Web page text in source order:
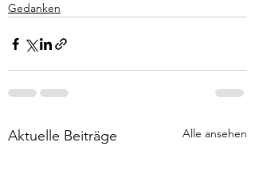
Gedanken
Aktuelle Beiträge Alle ansehen